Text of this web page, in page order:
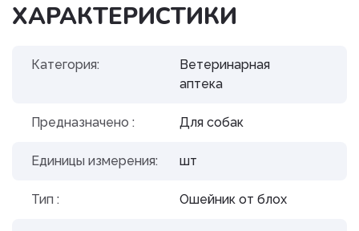
ХАРАКТЕРИСТИКИ
Категория:
Ветеринарная
аптека
Предназначено : Для собак
Единицы измерения: шт
Тип : Ошейник от блох